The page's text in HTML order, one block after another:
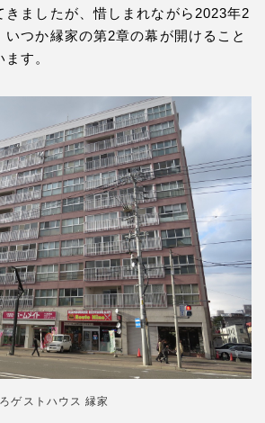
きましたが、惜しまれながら2023年2
いつか縁家の第2章の幕が開けること
す。
ゲストハウス 縁家